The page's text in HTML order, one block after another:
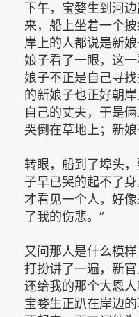
下午，宝婺生到河
来，船上坐着一个
岸上的人都说是新
娘子看了一眼，这
娘子不正是自己寻
的新娘子也正好朝
自己的丈夫，于是
哭倒在草地上；新娘
转眼，船到了埠头
子早已哭的起不了
才看见一个人，好
了我的伤悲。”
又问那人是什么模
打扮讲了一遍，新
还给我的那个大恩
宝婺生正趴在岸边